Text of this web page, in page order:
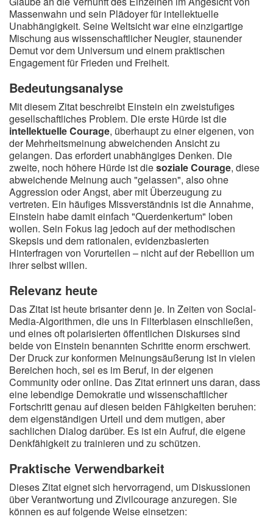
Massenwahn und sein Plädoyer für intellektuelle
Unabhängigkeit. Seine Weltsicht war eine einzigartige
Mischung aus wissenschaftlicher Neugier, staunender
Demut vor dem Universum und einem praktischen
Engagement für Frieden und Freiheit.
Bedeutungsanalyse
Mit diesem Zitat beschreibt Einstein ein zweistufiges
gesellschaftliches Problem. Die erste Hürde ist die
intellektuelle Courage, überhaupt zu einer eigenen, von
der Mehrheitsmeinung abweichenden Ansicht zu
gelangen. Das erfordert unabhängiges Denken. Die
zweite, noch höhere Hürde ist diesoziale Courage, diese
abweichende Meinung auch "gelassen", also ohne
Aggression oder Angst, aber mit Überzeugung zu
vertreten. Ein häufiges Missverständnis ist die Annahme,
Einstein habe damit einfach "Querdenkertum" loben
wollen. Sein Fokus lag jedoch auf der methodischen
Skepsis und dem rationalen, evidenzbasierten
Hinterfragen von Vorurteilen – nicht auf der Rebellion um
ihrer selbst willen.
Relevanz heute
Das Zitat ist heute brisanter denn je. In Zeiten von Social-
Media-Algorithmen, die uns in Filterblasen einschließen,
und eines oft polarisierten öffentlichen Diskurses sind
beide von Einstein benannten Schritte enorm erschwert.
Der Druck zur konformen Meinungsäußerung ist in vielen
Bereichen hoch, sei es im Beruf, in der eigenen
Community oder online. Das Zitat erinnert uns daran, dass
eine lebendige Demokratie und wissenschaftlicher
Fortschritt genau auf diesen beiden Fähigkeiten beruhen:
dem eigenständigen Urteil und dem mutigen, aber
sachlichen Dialog darüber. Es ist ein Aufruf, die eigene
Denkfähigkeit zu trainieren und zu schützen.
Praktische Verwendbarkeit
Dieses Zitat eignet sich hervorragend, um Diskussionen
über Verantwortung und Zivilcourage anzuregen. Sie
können es auf folgende Weise einsetzen: